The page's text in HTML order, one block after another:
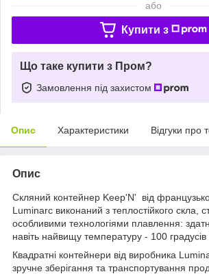
або
Купити з
Що таке купити з Пром?
Замовлення під захистом
Опис Характеристики Відгуки про
Опис
Скляний контейнер Keep'N' від
Luminarc виконаний з теплостійкого скла,
особливими технологіями плавлення:
навіть найвищу температуру - 100 градусів
Квадратні контейнери від виробника
зручне зберігання та транспортування